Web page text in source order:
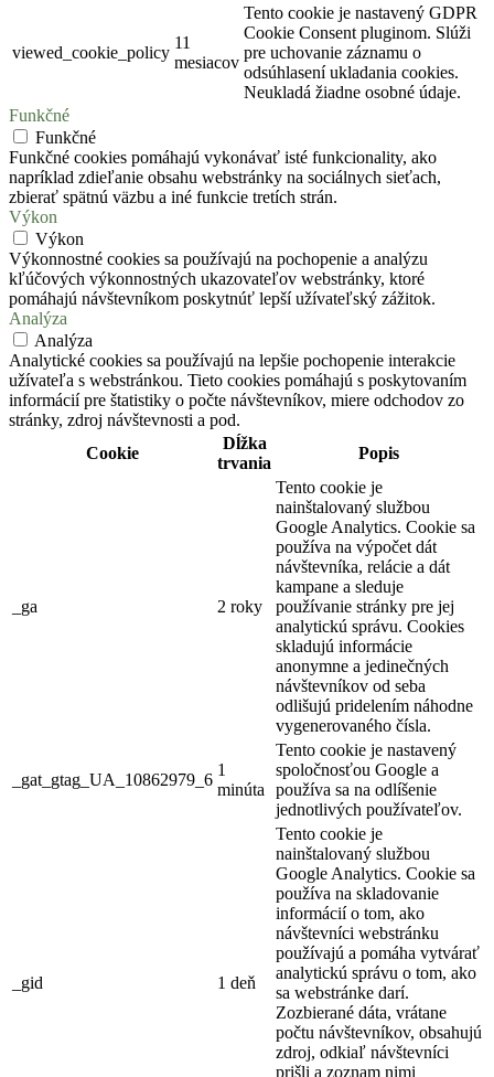
viewed_cookie_policy
11
mesiacov
Tento cookie je nastavený GDPR
Cookie Consent pluginom. Slúži
pre uchovanie záznamu o
odsúhlasení ukladania cookies.
Neukladá žiadne osobné údaje.
Funkčné
Funkčné
Funkčné cookies pomáhajú vykonávať isté funkcionality, ako
napríklad zdieľanie obsahu webstránky na sociálnych sieťach,
zbierať spätnú väzbu a iné funkcie tretích strán.
Výkon
Výkon
Výkonnostné cookies sa používajú na pochopenie a analýzu
kľúčových výkonnostných ukazovateľov webstránky, ktoré
pomáhajú návštevníkom poskytnúť lepší užívateľský zážitok.
Analýza
Analýza
Analytické cookies sa používajú na lepšie pochopenie interakcie
užívateľa s webstránkou. Tieto cookies pomáhajú s poskytovaním
informácií pre štatistiky o počte návštevníkov, miere odchodov zo
stránky, zdroj návštevnosti a pod.
Cookie
Dĺžka
trvania
Popis
_ga 2 roky
Tento cookie je
nainštalovaný službou
Google Analytics. Cookie sa
používa na výpočet dát
návštevníka, relácie a dát
kampane a sleduje
používanie stránky pre jej
analytickú správu. Cookies
skladujú informácie
anonymne a jedinečných
návštevníkov od seba
odlišujú pridelením náhodne
vygenerovaného čísla.
_gat_gtag_UA_10862979_6
1
minúta
Tento cookie je nastavený
spoločnosťou Google a
používa sa na odlíšenie
jednotlivých používateľov.
_gid 1 deň
Tento cookie je
nainštalovaný službou
Google Analytics. Cookie sa
používa na skladovanie
informácií o tom, ako
návštevníci webstránku
používajú a pomáha vytvárať
analytickú správu o tom, ako
sa webstránke darí.
Zozbierané dáta, vrátane
počtu návštevníkov, obsahujú
zdroj, odkiaľ návštevníci
prišli a zoznam nimi